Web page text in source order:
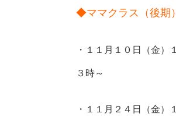
◆ママクラス（後期）
・１１月１０日（金）１
３時～
・１１月２４日（金）１